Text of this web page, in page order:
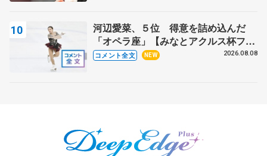
河辺愛菜、５位 得意を詰め込んだ
「オペラ座」【みなとアクルス杯フリ
ー】
コメント全文 NEW 2026.08.08